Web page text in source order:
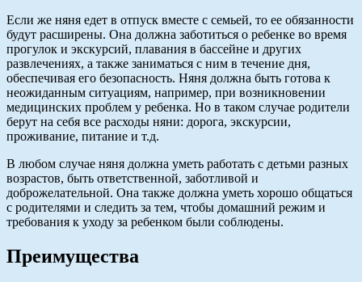
Если же няня едет в отпуск вместе с семьей, то ее обязанности
будут расширены. Она должна заботиться о ребенке во время
прогулок и экскурсий, плавания в бассейне и других
развлечениях, а также заниматься с ним в течение дня,
обеспечивая его безопасность. Няня должна быть готова к
неожиданным ситуациям, например, при возникновении
медицинских проблем у ребенка. Но в таком случае родители
берут на себя все расходы няни: дорога, экскурсии,
проживание, питание и т.д.
В любом случае няня должна уметь работать с детьми разных
возрастов, быть ответственной, заботливой и
доброжелательной. Она также должна уметь хорошо общаться
с родителями и следить за тем, чтобы домашний режим и
требования к уходу за ребенком были соблюдены.
Преимущества